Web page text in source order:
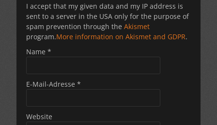
I accept that my given data and my IP address is
sent to a server in the USA only for the purpose of
spam prevention through the Akismet
program.More information on Akismet and GDPR.
Name *
E-Mail-Adresse *
Website